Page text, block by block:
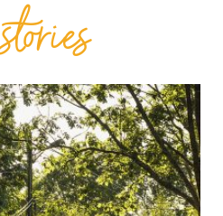
stories